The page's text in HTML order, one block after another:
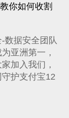
你如何收割
据安全团队
亚洲第一，
加入我们，
护支付宝12